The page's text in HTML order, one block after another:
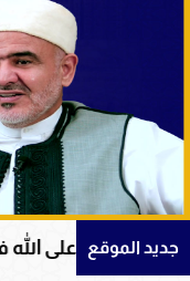
جديد الموقع
على الله في سورة